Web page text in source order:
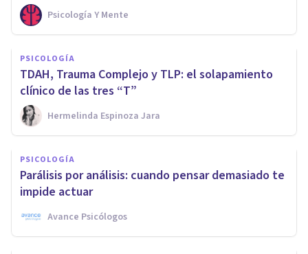
Psicología Y Mente
PSICOLOGÍA
TDAH, Trauma Complejo y TLP: el solapamiento
clínico de las tres “T”
Hermelinda Espinoza Jara
PSICOLOGÍA
Parálisis por análisis: cuando pensar demasiado te
impide actuar
Avance Psicólogos